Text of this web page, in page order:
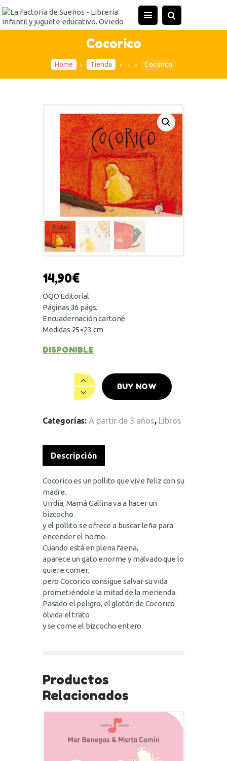
Cocorico
Home Tienda ... Cocorico
INICIO
ACTIVIDADES
14,90€
OQO Editorial
Páginas 36 págs.
Encuadernación cartoné
Medidas 25×23 cm
DISPONIBLE
BUY NOW
Categorías: A partir de 3 años, Libros
Descripción
Cocorico es un pollito que vive feliz con su
madre.
Un día, Mamá Gallina va a hacer un
bizcocho
y el pollito se ofrece a buscar leña para
encender el horno.
Cuando está en plena faena,
aparece un gato enorme y malvado que lo
quiere comer;
pero Cocorico consigue salvar su vida
prometiéndole la mitad de la merienda.
Pasado el peligro, el glotón de Cocorico
olvida el trato
y se come el bizcocho entero.
Productos
Relacionados